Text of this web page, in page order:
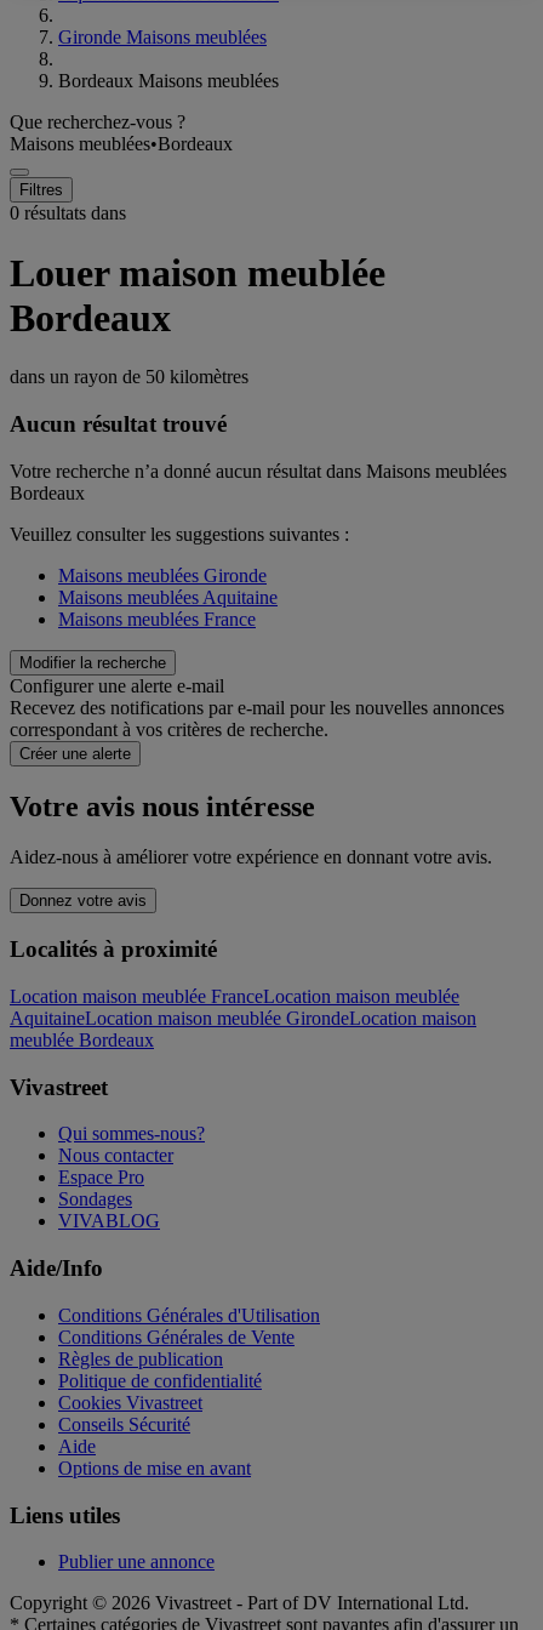
Gironde Maisons meublées
Bordeaux Maisons meublées
Que recherchez-vous ?
Maisons meublées•Bordeaux
Filtres
0 résultats dans
Louer maison meublée
Bordeaux
dans un rayon de 50 kilomètres
Aucun résultat trouvé
Votre recherche n’a donné aucun résultat dans Maisons meublées
Bordeaux
Veuillez consulter les suggestions suivantes :
Maisons meublées Gironde
Maisons meublées Aquitaine
Maisons meublées France
Modifier la recherche
Configurer une alerte e-mail
Recevez des notifications par e-mail pour les nouvelles annonces
correspondant à vos critères de recherche.
Créer une alerte
Votre avis nous intéresse
Aidez-nous à améliorer votre expérience en donnant votre avis.
Donnez votre avis
Localités à proximité
Location maison meublée FranceLocation maison meublée
AquitaineLocation maison meublée GirondeLocation maison
meublée Bordeaux
Vivastreet
Qui sommes-nous?
Nous contacter
Espace Pro
Sondages
VIVABLOG
Aide/Info
Conditions Générales d'Utilisation
Conditions Générales de Vente
Règles de publication
Politique de confidentialité
Cookies Vivastreet
Conseils Sécurité
Aide
Options de mise en avant
Liens utiles
Publier une annonce
Copyright © 2026 Vivastreet - Part of DV International Ltd.
* Certaines catégories de Vivastreet sont payantes afin d'assurer un